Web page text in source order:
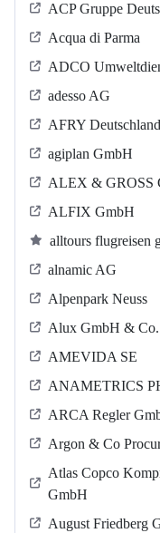
ACP Gruppe
Acqua di Parma
ADCO
adesso AG
AFRY
agiplan GmbH
ALEX & GROSS
ALFIX GmbH
alltours flugreisen
alnamic AG
Alpenpark Neuss
Alux GmbH &
AMEVIDA SE
ANAMETRICS
ARCA Regler
Argon & Co
Atlas Copco
GmbH
August Friedberg